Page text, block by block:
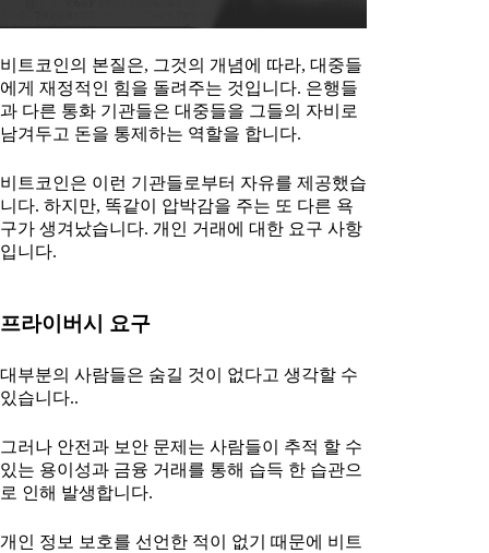
비트코인의 본질은, 그것의 개념에 따라, 대중들
에게 재정적인 힘을 돌려주는 것입니다. 은행들
과 다른 통화 기관들은 대중들을 그들의 자비로
남겨두고 돈을 통제하는 역할을 합니다.
비트코인은 이런 기관들로부터 자유를 제공했습
니다. 하지만, 똑같이 압박감을 주는 또 다른 욕
구가 생겨났습니다. 개인 거래에 대한 요구 사항
입니다.
프라이버시 요구
대부분의 사람들은 숨길 것이 없다고 생각할 수
있습니다..
그러나 안전과 보안 문제는 사람들이 추적 할 수
있는 용이성과 금융 거래를 통해 습득 한 습관으
로 인해 발생합니다.
개인 정보 보호를 선언한 적이 없기 때문에 비트